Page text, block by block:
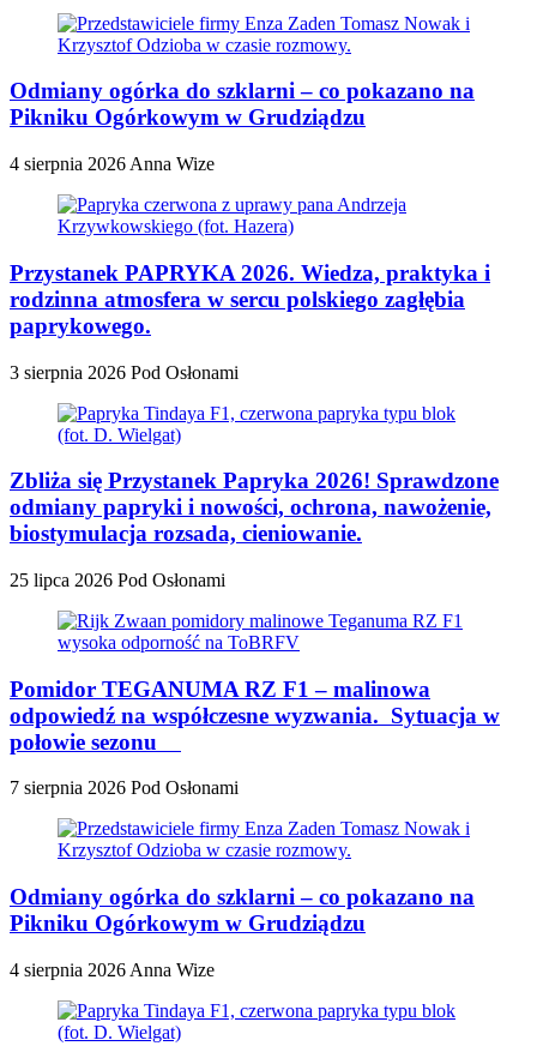
Odmiany ogórka do szklarni – co pokazano na
Pikniku Ogórkowym w Grudziądzu
4 sierpnia 2026 Anna Wize
Przystanek PAPRYKA 2026. Wiedza, praktyka i
rodzinna atmosfera w sercu polskiego zagłębia
paprykowego.
3 sierpnia 2026 Pod Osłonami
Zbliża się Przystanek Papryka 2026! Sprawdzone
odmiany papryki i nowości, ochrona, nawożenie,
biostymulacja rozsada, cieniowanie.
25 lipca 2026 Pod Osłonami
Pomidor TEGANUMA RZ F1 – malinowa
odpowiedź na współczesne wyzwania. Sytuacja w
połowie sezonu
7 sierpnia 2026 Pod Osłonami
Odmiany ogórka do szklarni – co pokazano na
Pikniku Ogórkowym w Grudziądzu
4 sierpnia 2026 Anna Wize